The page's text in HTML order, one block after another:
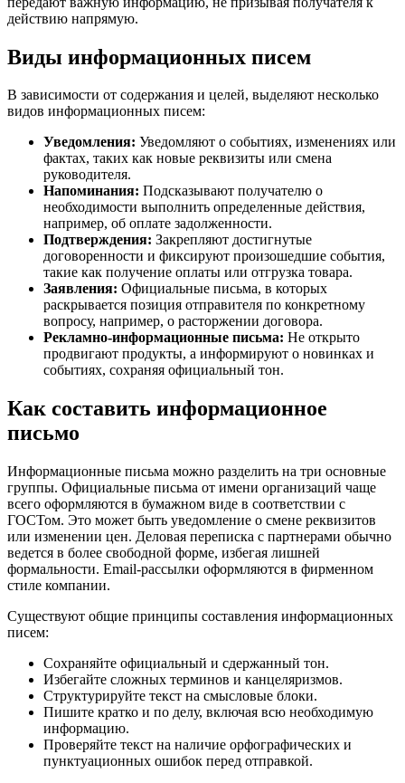
действию напрямую.
Виды информационных писем
В зависимости от содержания и целей, выделяют несколько
видов информационных писем:
Уведомления: Уведомляют о событиях, изменениях или
фактах, таких как новые реквизиты или смена
руководителя.
Напоминания: Подсказывают получателю о
необходимости выполнить определенные действия,
например, об оплате задолженности.
Подтверждения: Закрепляют достигнутые
договоренности и фиксируют произошедшие события,
такие как получение оплаты или отгрузка товара.
Заявления: Официальные письма, в которых
раскрывается позиция отправителя по конкретному
вопросу, например, о расторжении договора.
Рекламно-информационные письма: Не открыто
продвигают продукты, а информируют о новинках и
событиях, сохраняя официальный тон.
Как составить информационное
письмо
Информационные письма можно разделить на три основные
группы. Официальные письма от имени организаций чаще
всего оформляются в бумажном виде в соответствии с
ГОСТом. Это может быть уведомление о смене реквизитов
или изменении цен. Деловая переписка с партнерами обычно
ведется в более свободной форме, избегая лишней
формальности. Email-рассылки оформляются в фирменном
стиле компании.
Существуют общие принципы составления информационных
писем:
Сохраняйте официальный и сдержанный тон.
Избегайте сложных терминов и канцеляризмов.
Структурируйте текст на смысловые блоки.
Пишите кратко и по делу, включая всю необходимую
информацию.
Проверяйте текст на наличие орфографических и
пунктуационных ошибок перед отправкой.